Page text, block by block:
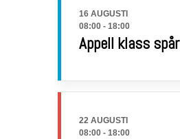
16 AUGUSTI
08:00 - 18:00
Appell klass spår
22 AUGUSTI
08:00 - 18:00